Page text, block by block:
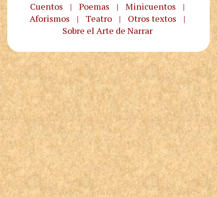
Cuentos | Poemas | Minicuentos
|
Aforismos
| Teatro | Otros textos
|
Sobre el Arte de Narrar